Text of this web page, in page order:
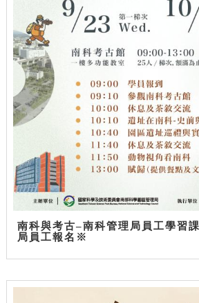
南科與考古–南科管理局員工學習
局員工報名※